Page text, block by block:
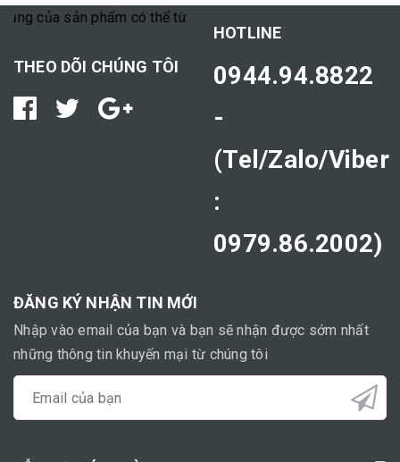
sản phẩm có thể tùy thuộc vào cơ địa mỗi người."
THEO DÕI CHÚNG TÔI
HOTLINE
0944.94.8822
-
(Tel/Zalo/Viber
:
0979.86.2002)
ĐĂNG KÝ NHẬN TIN MỚI
Nhập vào email của bạn và bạn sẽ nhận được sớm nhất
những thông tin khuyến mại từ chúng tôi